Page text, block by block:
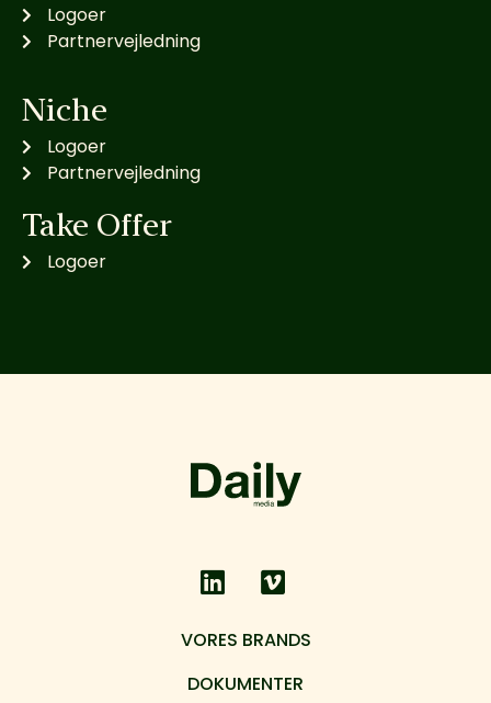
Logoer
Partnervejledning
Niche
Logoer
Partnervejledning
Take Offer
Logoer
VORES BRANDS
DOKUMENTER